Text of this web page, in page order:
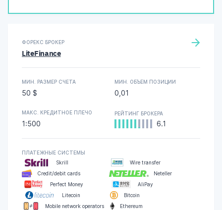
ФОРЕКС БРОКЕР
LiteFinance
МИН. РАЗМЕР СЧЕТА
50 $
МИН. ОБЪЕМ ПОЗИЦИИ
0,01
МАКС. КРЕДИТНОЕ ПЛЕЧО
1:500
РЕЙТИНГ БРОКЕРА
6.1
ПЛАТЕЖНЫЕ СИСТЕМЫ
Skrill
Wire transfer
Credit/debit cards
Neteller
Perfect Money
AliPay
Litecoin
Bitcoin
Mobile network operators
Ethereum